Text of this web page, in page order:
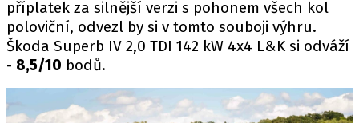
příplatek za silnější verzi s pohonem všech kol
poloviční, odvezl by si v tomto souboji výhru.
Škoda Superb IV 2,0 TDI 142 kW 4x4 L&K si odváží
- 8,5/10 bodů.